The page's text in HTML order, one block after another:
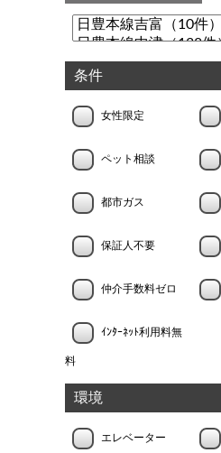
条件
女性限定
ペット相談
都市ガス
保証人不要
仲介手数料ゼロ
ｲﾝﾀｰﾈｯﾄ利用料無
料
環境
エレベーター